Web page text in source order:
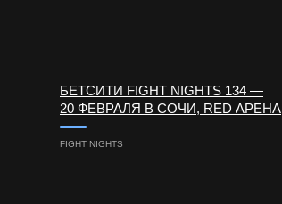
FIGHT NIGHTS
БЕТСИТИ FIGHT NIGHTS 134 —
20 ФЕВРАЛЯ В СОЧИ, RED АРЕНА